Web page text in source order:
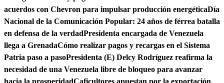
acuerdos con Chevron para impulsar producción energéticaDía
Nacional de la Comunicación Popular: 24 años de férrea batalla
en defensa de la verdadPresidenta encargada de Venezuela
llega a GrenadaCómo realizar pagos y recargas en el Sistema
Patria paso a pasoPresidenta (E) Delcy Rodríguez reafirma la
necesidad de una Venezuela libre de bloqueo para avanzar